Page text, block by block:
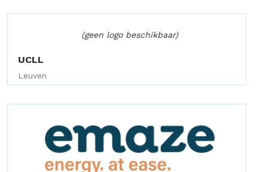
(geen logo beschikbaar)
UCLL
Leuven